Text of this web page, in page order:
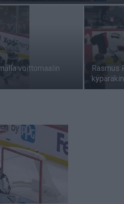
voittomaalin
Rasmus